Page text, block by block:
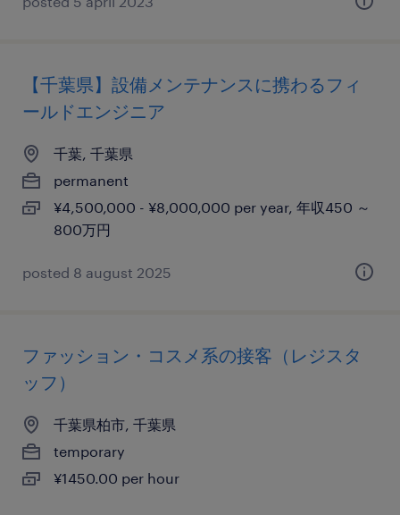
【千葉県】設備メンテナンスに携わるフィ
ールドエンジニア
千葉, 千葉県
permanent
¥4,500,000 - ¥8,000,000 per year, 年収450 ～
800万円
posted 8 august 2025
ファッション・コスメ系の接客（レジスタ
ッフ）
千葉県柏市, 千葉県
temporary
¥1450.00 per hour